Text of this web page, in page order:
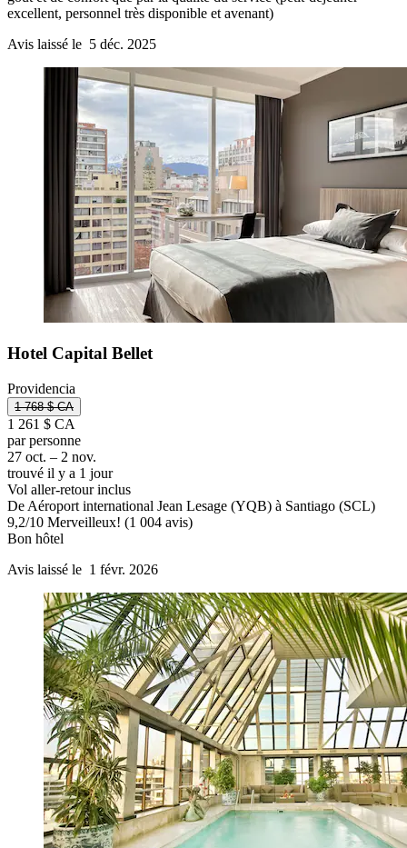
excellent, personnel très disponible et avenant)
Avis laissé le 5 déc. 2025
Hotel Capital Bellet
Providencia
1 768 $ CA
1 261 $ CA
par personne
27 oct. – 2 nov.
trouvé il y a 1 jour
Vol aller-retour inclus
De Aéroport international Jean Lesage (YQB) à Santiago (SCL)
9,2/10 Merveilleux! (1 004 avis)
Bon hôtel
Avis laissé le 1 févr. 2026